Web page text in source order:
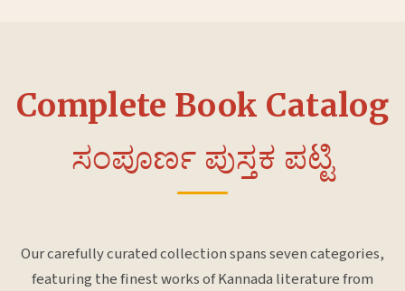
Complete Book Catalog
ಸಂಪೂರ್ಣ ಪುಸ್ತಕ ಪಟ್ಟಿ
Our carefully curated collection spans seven categories,
featuring the finest works of Kannada literature from